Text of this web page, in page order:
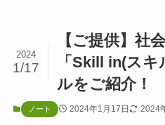
【ご提供】社
「Skill in(ス
ルをご紹介！
2024
1/17
ノート 2024年1月17日 2024